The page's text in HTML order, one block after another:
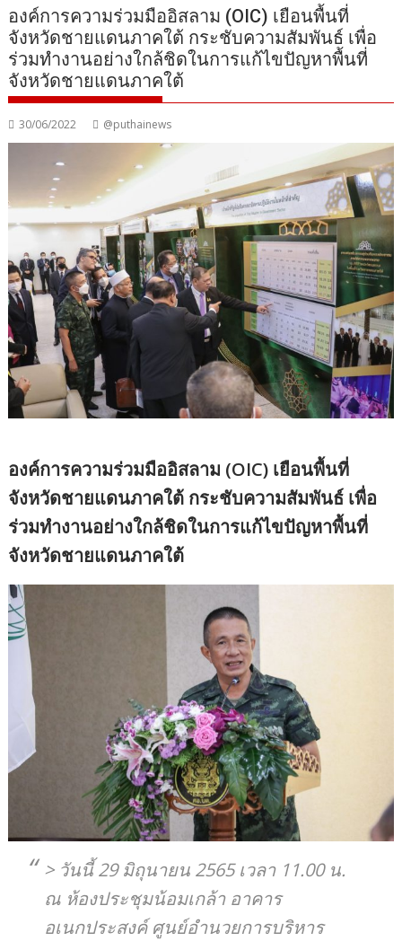
องค์การความร่วมมืออิสลาม (OIC) เยือนพื้นที่
จังหวัดชายแดนภาคใต้ กระชับความสัมพันธ์ เพื่อ
ร่วมทำงานอย่างใกล้ชิดในการแก้ไขปัญหาพื้นที่
จังหวัดชายแดนภาคใต้
30/06/2022 @puthainews
องค์การความร่วมมืออิสลาม (OIC) เยือนพื้นที่
จังหวัดชายแดนภาคใต้ กระชับความสัมพันธ์ เพื่อ
ร่วมทำงานอย่างใกล้ชิดในการแก้ไขปัญหาพื้นที่
จังหวัดชายแดนภาคใต้
> วันนี้ 29 มิถุนายน 2565 เวลา 11.00 น.
ณ ห้องประชุมน้อมเกล้า อาคาร
อเนกประสงค์ ศูนย์อำนวยการบริหาร